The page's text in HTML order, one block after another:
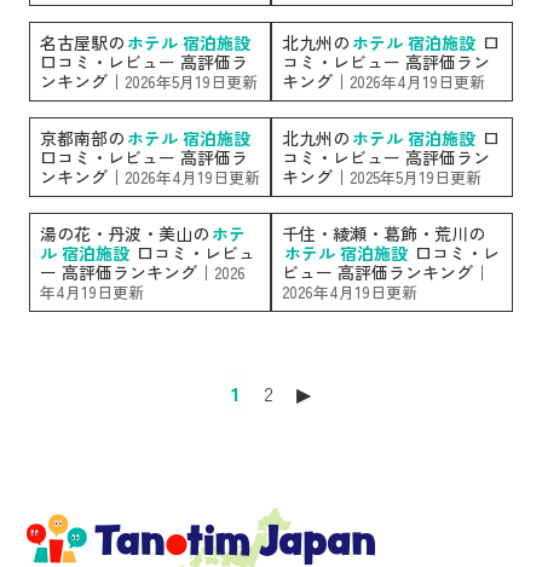
名古屋駅の ホテル 宿泊施設
口コミ・レビュー 高評価ラ
ンキング｜ 2026年5月19日更新
北九州の ホテル 宿泊施設 口
コミ・レビュー 高評価ラン
キング｜ 2026年4月19日更新
京都南部の ホテル 宿泊施設
口コミ・レビュー 高評価ラ
ンキング｜ 2026年4月19日更新
北九州の ホテル 宿泊施設 口
コミ・レビュー 高評価ラン
キング｜ 2025年5月19日更新
湯の花・丹波・美山の ホテ
ル 宿泊施設 口コミ・レビュ
ー 高評価ランキング｜ 2026
年4月19日更新
千住・綾瀬・葛飾・荒川の
ホテル 宿泊施設 口コミ・レ
ビュー 高評価ランキング｜
2026年4月19日更新
1 2 ▶︎